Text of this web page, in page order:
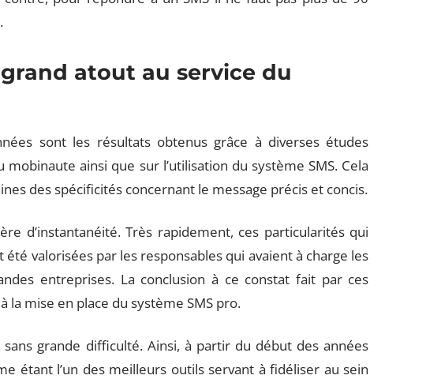
atout au service du
sont les résultats obtenus grâce à diverses études
ainsi que sur l’utilisation du système SMS. Cela
des spécificités concernant le message précis et concis.
d’instantanéité. Très rapidement, ces particularités qui
valorisées par les responsables qui avaient à charge les
entreprises. La conclusion à ce constat fait par ces
la mise en place du système SMS pro.
sans grande difficulté. Ainsi, à partir du début des années
étant l’un des meilleurs outils servant à fidéliser au sein